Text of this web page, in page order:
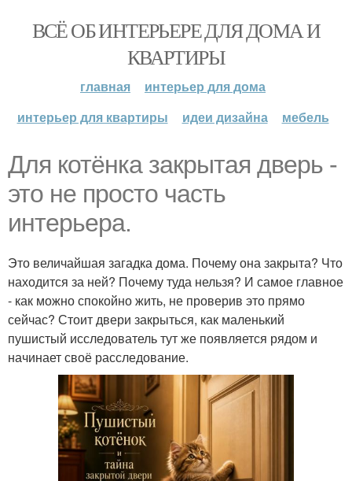
ВСЁ ОБ ИНТЕРЬЕРЕ ДЛЯ ДОМА И
КВАРТИРЫ
главная
интерьер для дома
интерьер для квартиры
идеи дизайна мебель
Для котёнка закрытая дверь -
это не просто часть
интерьера.
Это величайшая загадка дома. Почему она закрыта? Что
находится за ней? Почему туда нельзя? И самое главное
- как можно спокойно жить, не проверив это прямо
сейчас? Стоит двери закрыться, как маленький
пушистый исследователь тут же появляется рядом и
начинает своё расследование.